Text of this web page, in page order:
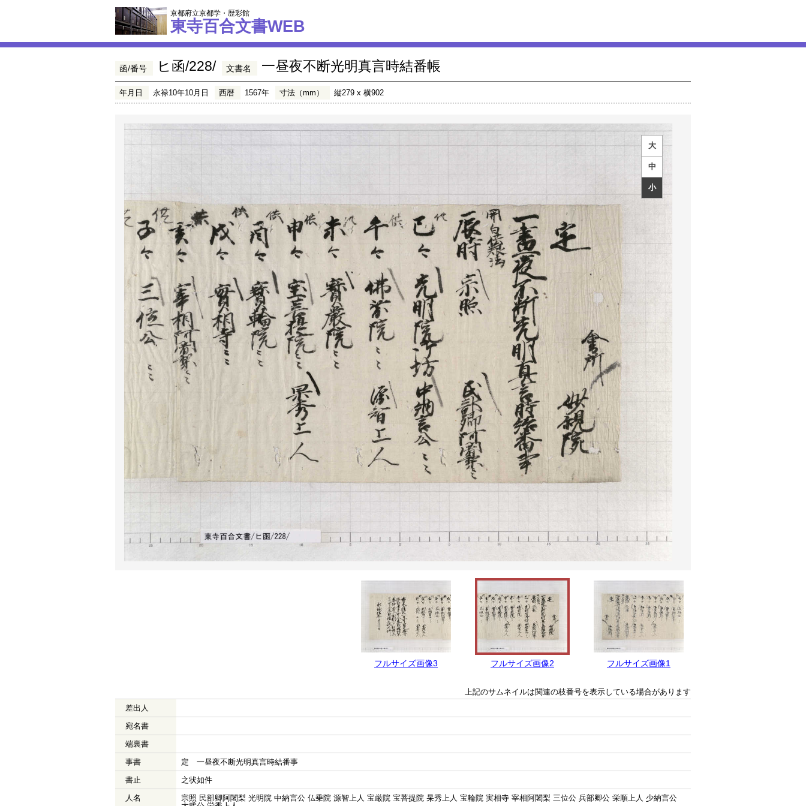
京都府立京都学・歴彩館
東寺百合文書WEB
函/番号 ヒ函/228/ 文書名 一昼夜不断光明真言時結番帳
年月日 永禄10年10月日 西暦 1567年 寸法（mm） 縦279 x 横902
大
中
小
フルサイズ画像3 フルサイズ画像2 フルサイズ画像1
上記のサムネイルは関連の枝番号を表示している場合があります
差出人
宛名書
端裏書
事書
定 一昼夜不断光明真言時結番事
書止
之状如件
人名
宗照 民部卿阿闍梨 光明院 中納言公 仏乗院 源智上人 宝厳院 宝菩提院 杲秀上人 宝輪院 実相寺 宰相阿闍梨 三位公 兵部卿公 栄順上人 少納言公